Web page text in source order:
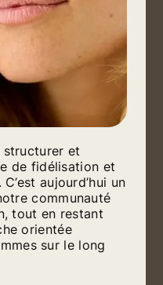
structurer et
de fidélisation et
aujourd’hui un
communauté
tout en restant
orientée
sur le long